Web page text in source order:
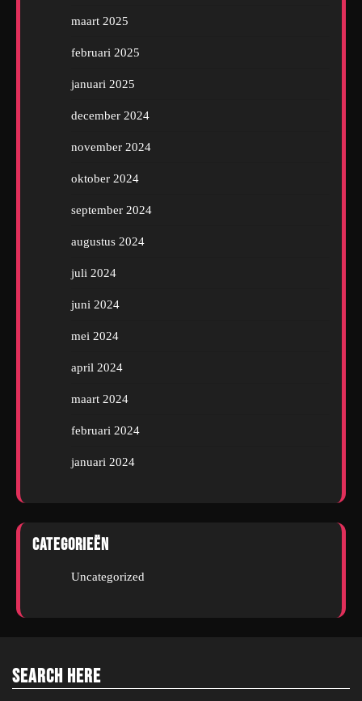
maart 2025
februari 2025
januari 2025
december 2024
november 2024
oktober 2024
september 2024
augustus 2024
juli 2024
juni 2024
mei 2024
april 2024
maart 2024
februari 2024
januari 2024
Categorieën
Uncategorized
Search Here